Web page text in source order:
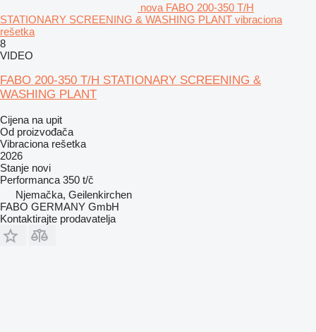
nova FABO 200-350 T/H
STATIONARY SCREENING & WASHING PLANT vibraciona
rešetka
8
VIDEO
FABO 200-350 T/H STATIONARY SCREENING &
WASHING PLANT
Cijena na upit
Od proizvođača
Vibraciona rešetka
2026
Stanje novi
Performanca 350 t/č
Njemačka, Geilenkirchen
FABO GERMANY GmbH
Kontaktirajte prodavatelja